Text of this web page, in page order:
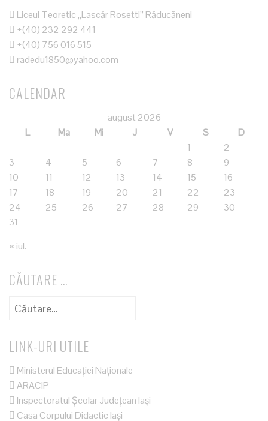
Liceul Teoretic „Lascăr Rosetti” Răducăneni
+(40) 232 292 441
+(40) 756 016 515
radedu1850@yahoo.com
CALENDAR
august 2026
L
Ma Mi J V S
D
1
2
3
4 5 6 7 8
9
10
11 12 13 14 15
16
17
18 19 20 21 22
23
24
25 26 27 28 29
30
31
« iul.
CĂUTARE …
Caută
LINK-URI UTILE
Ministerul Educației Naționale
ARACIP
Inspectoratul Școlar Județean Iași
Casa Corpului Didactic Iași